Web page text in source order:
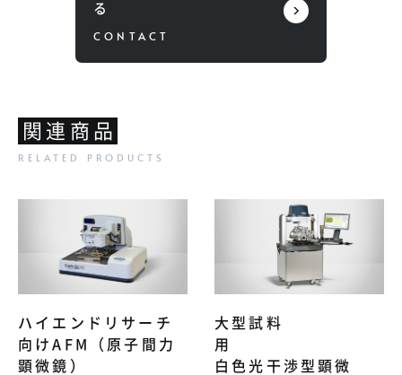
る
関連商品
ハイエンドリサーチ
向けAFM（原子間力
顕微鏡）
大型試料
用
白色光干渉型顕微